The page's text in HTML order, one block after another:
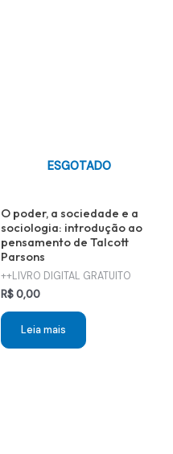
ESGOTADO
O poder, a sociedade e a
sociologia: introdução ao
pensamento de Talcott
Parsons
++LIVRO DIGITAL GRATUITO
R$0,00
Leia mais